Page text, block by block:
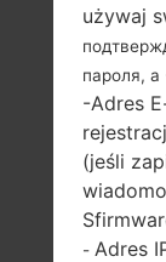
używaj
пароля, а
-Adres
(jeśli
- Adres